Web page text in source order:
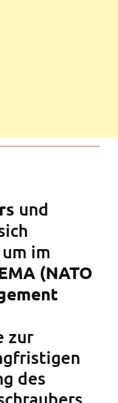
und
im
(NATO
zur
des